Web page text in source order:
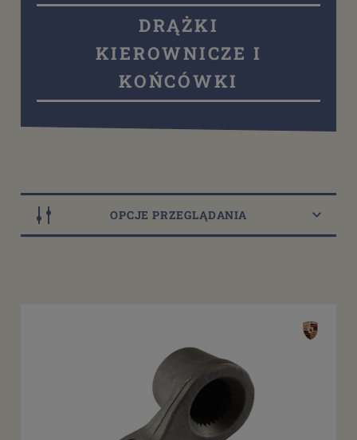
DRĄŻKI
KIEROWNICZE I
KOŃCÓWKI
OPCJE PRZEGLĄDANIA